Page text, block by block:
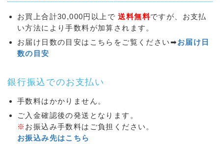
お買上合計30,000円以上で送料無料ですが、お支払
い方法により手数料が加算されます。
お届け日数の目安はこちらをご覧ください➡お届け日
数の目安
銀行振込でのお支払い
手数料はかかりません。
ご入金確認後の発送となります。
※ お振込み手数料はご負担ください。
お振込み先はこちら